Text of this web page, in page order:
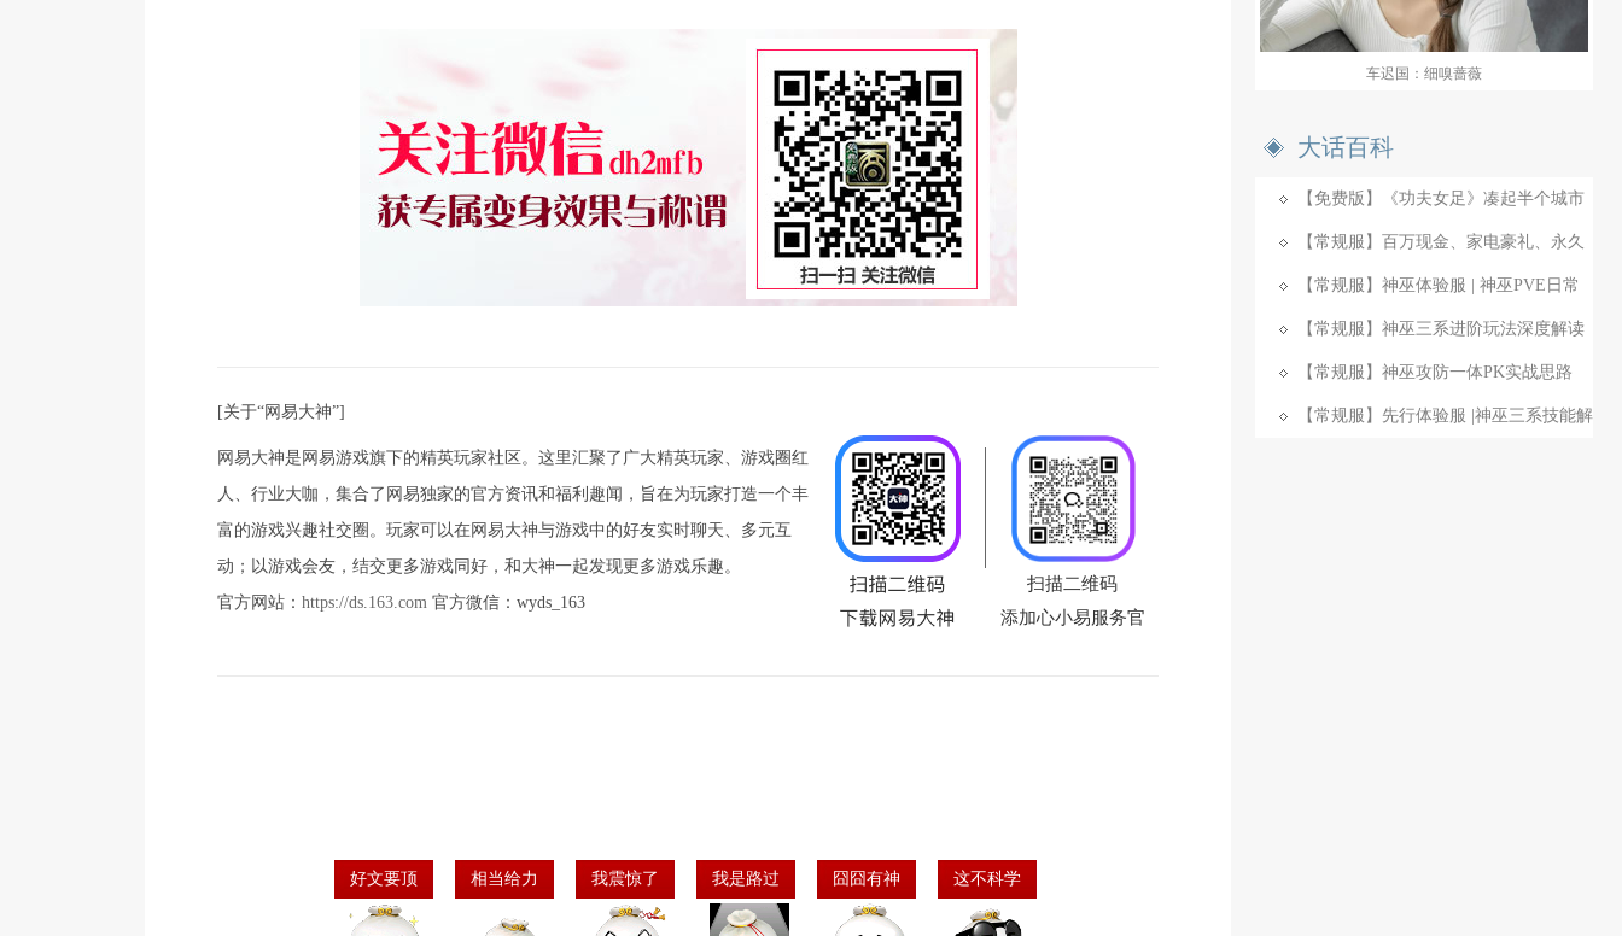
[关于“网易大神”]
网易大神是网易游戏旗下的精英玩家社区。这里汇聚了广大精英玩家、游戏圈红
人、行业大咖，集合了网易独家的官方资讯和福利趣闻，旨在为玩家打造一个丰
富的游戏兴趣社交圈。玩家可以在网易大神与游戏中的好友实时聊天、多元互
动；以游戏会友，结交更多游戏同好，和大神一起发现更多游戏乐趣。
官方网站： https://ds.163.com 官方微信：wyds_163
扫描二维码
添加心小易服务官
好文要顶 相当给力 我震惊了 我是路过 囧囧有神 这不科学
车迟国：细嗅蔷薇
大话百科
【免费版】《功夫女足》凑起半个城市
的大话人
【常规服】百万现金、家电豪礼、永久
时装免费拿！
【常规服】神巫体验服 | 神巫PVE日常
实战
【常规服】神巫三系进阶玩法深度解读
【常规服】神巫攻防一体PK实战思路
【常规服】先行体验服 |神巫三系技能解